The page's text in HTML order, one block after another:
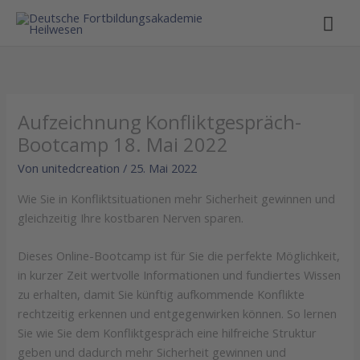
Aufzeichnung Konfliktgespräch-
Bootcamp 18. Mai 2022
Von unitedcreation/ 25. Mai 2022
Wie Sie in Konfliktsituationen mehr Sicherheit gewinnen und
gleichzeitig Ihre kostbaren Nerven sparen.
Dieses Online-Bootcamp ist für Sie die perfekte Möglichkeit,
in kurzer Zeit wertvolle Informationen und fundiertes Wissen
zu erhalten, damit Sie künftig aufkommende Konflikte
rechtzeitig erkennen und entgegenwirken können. So lernen
Sie wie Sie dem Konfliktgespräch eine hilfreiche Struktur
geben und dadurch mehr Sicherheit gewinnen und